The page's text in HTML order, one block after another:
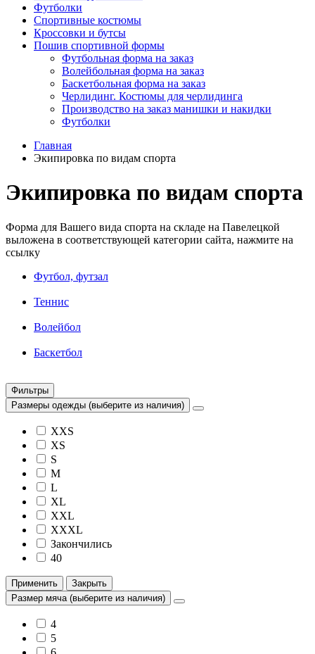
Футболки
Спортивные костюмы
Кроссовки и бутсы
Пошив спортивной формы
Футбольная форма на заказ
Волейбольная форма на заказ
Баскетбольная форма на заказ
Черлидинг. Костюмы для черлидинга
Производство на заказ манишки и накидки
Футболки
Главная
Экипировка по видам спорта
Экипировка по видам спорта
Форма для Вашего вида спорта на складе на Павелецкой
выложена в соответствующей категории сайта, нажмите на
ссылку
Футбол, футзал
Теннис
Волейбол
Баскетбол
Фильтры
Размеры одежды (выберите из наличия)
XXS
XS
S
M
L
XL
XXL
XXXL
Закончились
40
Применить
Закрыть
Размер мяча (выберите из наличия)
4
5